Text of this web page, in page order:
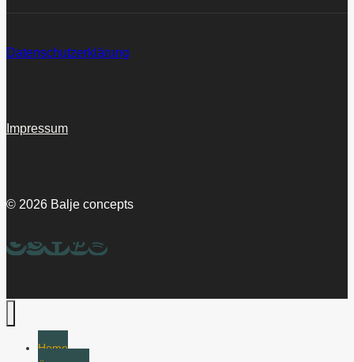
Datenschutzerklärung
Impressum
© 2026 Balje concepts
Home